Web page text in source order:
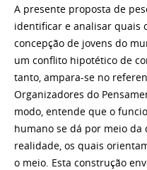
A presente proposta de
identificar e analisar quais
concepção de jovens do
um conflito hipotético de
tanto, ampara-se no
Organizadores do
modo, entende que o
humano se dá por meio da
realidade, os quais
o meio. Esta construção